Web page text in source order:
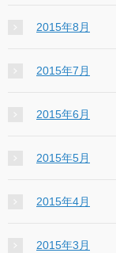
2015年8月
2015年7月
2015年6月
2015年5月
2015年4月
2015年3月